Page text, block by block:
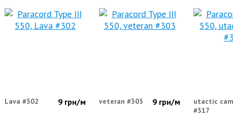
Lava #302 9 грн/м veteran #303 9 грн/м
utactic
#317